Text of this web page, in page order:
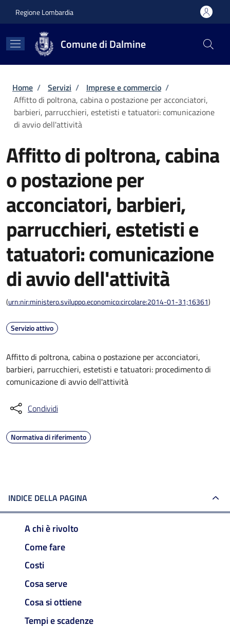
Regione Lombardia
Comune di Dalmine
Briciole di pane
Home / Servizi / Imprese e commercio /
Affitto di poltrona, cabina o postazione per acconciatori,
barbieri, parrucchieri, estetisti e tatuatori: comunicazione
di avvio dell'attività
Affitto di poltrona, cabina
o postazione per
acconciatori, barbieri,
parrucchieri, estetisti e
tatuatori: comunicazione
di avvio dell'attività
(urn:nir:ministero.sviluppo.economico:circolare:2014-01-31;16361)
Servizio attivo
Affitto di poltrona, cabina o postazione per acconciatori,
barbieri, parrucchieri, estetisti e tatuatori: procedimento di
comunicazione di avvio dell'attività
Condividi
Normativa di riferimento
INDICE DELLA PAGINA
A chi è rivolto
Come fare
Costi
Cosa serve
Cosa si ottiene
Tempi e scadenze